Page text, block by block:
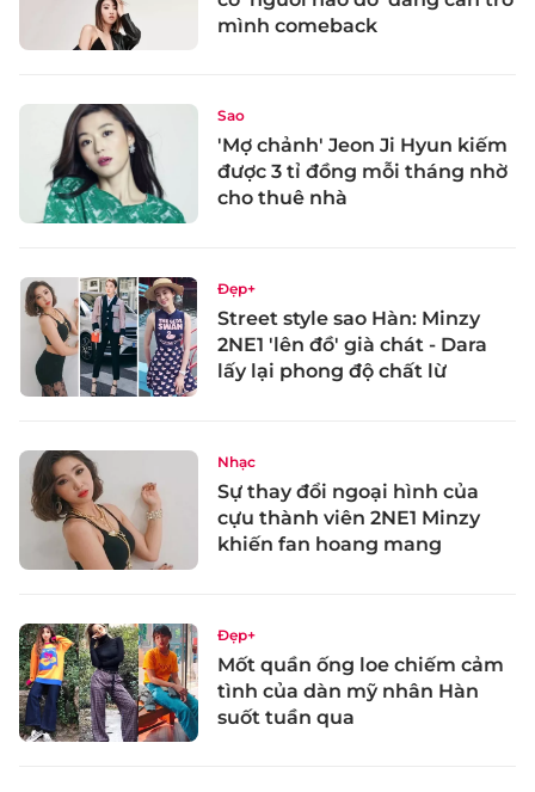
mình comeback
Sao
'Mợ chảnh' Jeon Ji Hyun kiếm
được 3 tỉ đồng mỗi tháng nhờ
cho thuê nhà
Đẹp+
Street style sao Hàn: Minzy
2NE1 'lên đồ' già chát - Dara
lấy lại phong độ chất lừ
Nhạc
Sự thay đổi ngoại hình của
cựu thành viên 2NE1 Minzy
khiến fan hoang mang
Đẹp+
Mốt quần ống loe chiếm cảm
tình của dàn mỹ nhân Hàn
suốt tuần qua